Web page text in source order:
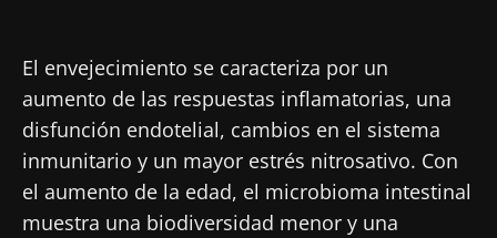
El envejecimiento se caracteriza por un
aumento de las respuestas inflamatorias, una
disfunción endotelial, cambios en el sistema
inmunitario y un mayor estrés nitrosativo. Con
el aumento de la edad, el microbioma intestinal
muestra una biodiversidad menor y una